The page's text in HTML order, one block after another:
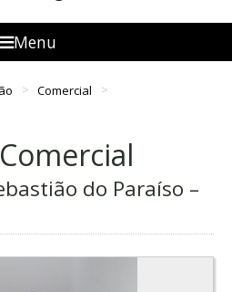
Menu
Comercial
do Paraíso –